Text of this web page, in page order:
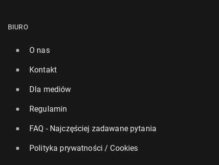
BIURO
O nas
Kontakt
Dla mediów
Regulamin
FAQ - Najczęściej zadawane pytania
Polityka prywatności / Cookies